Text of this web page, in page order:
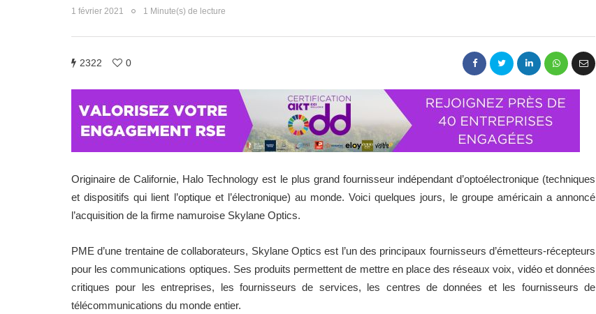
1 février 2021 1 Minute(s) de lecture
2322 0
Originaire de Californie, Halo Technology est le plus grand fournisseur indépendant d’optoélectronique (techniques
et dispositifs qui lient l’optique et l’électronique) au monde. Voici quelques jours, le groupe américain a annoncé
l’acquisition de la firme namuroise Skylane Optics.
PME d’une trentaine de collaborateurs, Skylane Optics est l’un des principaux fournisseurs d’émetteurs-récepteurs
pour les communications optiques. Ses produits permettent de mettre en place des réseaux voix, vidéo et données
critiques pour les entreprises, les fournisseurs de services, les centres de données et les fournisseurs de
télécommunications du monde entier.